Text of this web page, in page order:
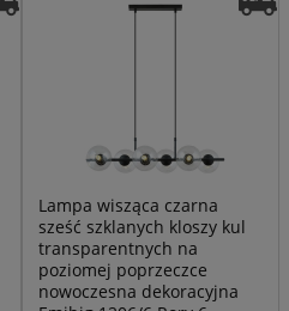
Lampa wisząca czarna
sześć szklanych kloszy kul
transparentnych na
poziomej poprzeczce
nowoczesna dekoracyjna